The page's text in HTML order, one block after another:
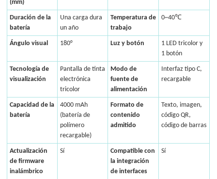
(mm)
Duración de la
batería
Una carga dura
un año
Temperatura de
trabajo
0~40℃
Ángulo visual 180° Luz y botón
1 LED tricolor y
1 botón
Tecnología de
visualización
Pantalla de tinta
electrónica
tricolor
Modo de
fuente de
alimentación
Interfaz tipo C,
recargable
Capacidad de la
batería
4000 mAh
(batería de
polímero
recargable)
Formato de
contenido
admitido
Texto, imagen,
código QR,
código de barras
Actualización
de firmware
inalámbrico
Sí
Compatible con
la integración
de interfaces
Sí